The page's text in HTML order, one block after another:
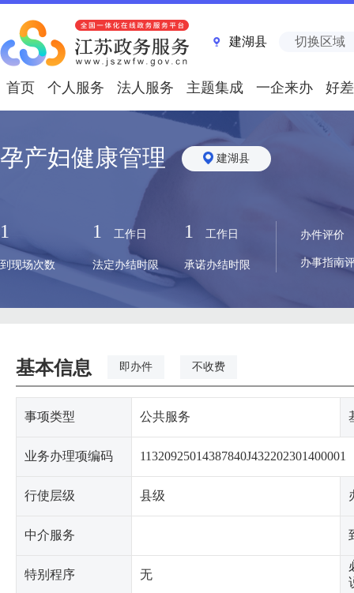
建湖县 切换区域
首页 个人服务 法人服务 主题集成 一企来办 好
孕产妇健康管理 建湖县
1
到现场次数
1 工作日
法定办结时限
1 工作日
承诺办结时限
办件评价
办事指南
基本信息 即办件 不收费
事项类型 公共服务
业务办理项编码 11320925014387840J432202301400001
行使层级 县级
中介服务
特别程序 无